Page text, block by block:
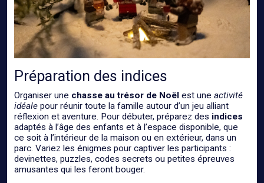
Préparation des indices
Organiser une chasse au trésor de Noël est une activité
idéale pour réunir toute la famille autour d’un jeu alliant
réflexion et aventure. Pour débuter, préparez des indices
adaptés à l’âge des enfants et à l’espace disponible, que
ce soit à l’intérieur de la maison ou en extérieur, dans un
parc. Variez les énigmes pour captiver les participants :
devinettes, puzzles, codes secrets ou petites épreuves
amusantes qui les feront bouger.